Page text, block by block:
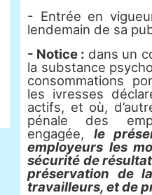
- Entrée en
lendemain de sa
- Notice : dans un
la substance
consommations
les ivresses
actifs, et où,
pénale des
engagée, le
employeurs les
sécurité de
préservation de
travailleurs, et de